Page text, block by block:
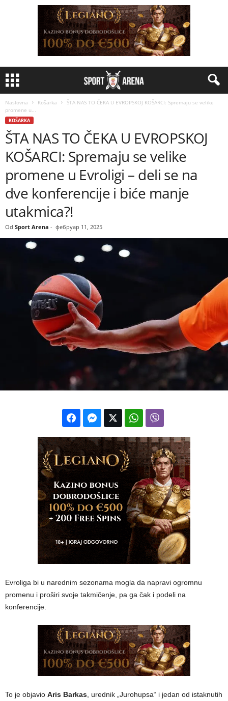
Naslovna Košarka
ŠTA NAS TO ČEKA U EVROPSKOJ KOŠARCI: Spremaju se velike
promene u...
KOŠARKA
ŠTA NAS TO ČEKA U EVROPSKOJ
KOŠARCI: Spremaju se velike
promene u Evroligi – deli se na
dve konferencije i biće manje
utakmica?!
Od Sport Arena - фебруар 11, 2025
Evroliga bi u narednim sezonama mogla da napravi ogromnu
promenu i proširi svoje takmičenje, pa ga čak i podeli na
konferencije.
To je objavio Aris Barkas , urednik „Jurohupsa“ i jedan od istaknutih